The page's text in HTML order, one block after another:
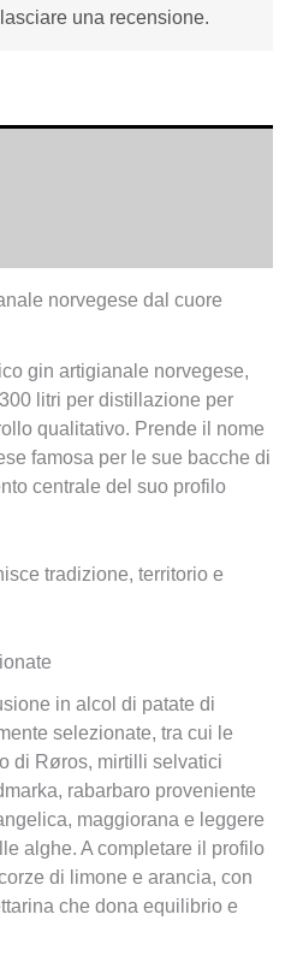
una recensione.
norvegese dal cuore
gin artigianale norvegese,
litri per distillazione per
qualitativo. Prende il nome
famosa per le sue bacche di
centrale del suo profilo
tradizione, territorio e
in alcol di patate di
selezionate, tra cui le
di Røros, mirtilli selvatici
rabarbaro proveniente
maggiorana e leggere
alghe. A completare il profilo
di limone e arancia, con
che dona equilibrio e